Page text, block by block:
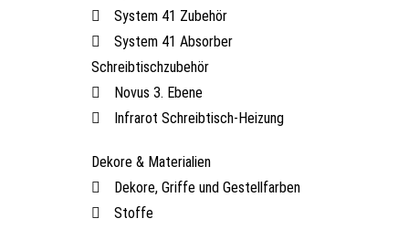
System 41 Zubehör
System 41 Absorber
Schreibtischzubehör
Novus 3. Ebene
Infrarot Schreibtisch-Heizung
Dekore & Materialien
Dekore, Griffe und Gestellfarben
Stoffe